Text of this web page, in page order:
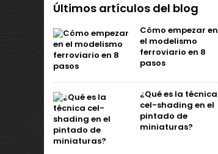
Últimos artículos del blog
Cómo empezar en
el modelismo
ferroviario en 8
pasos
¿Qué es la técnica
cel-shading en el
pintado de
miniaturas?